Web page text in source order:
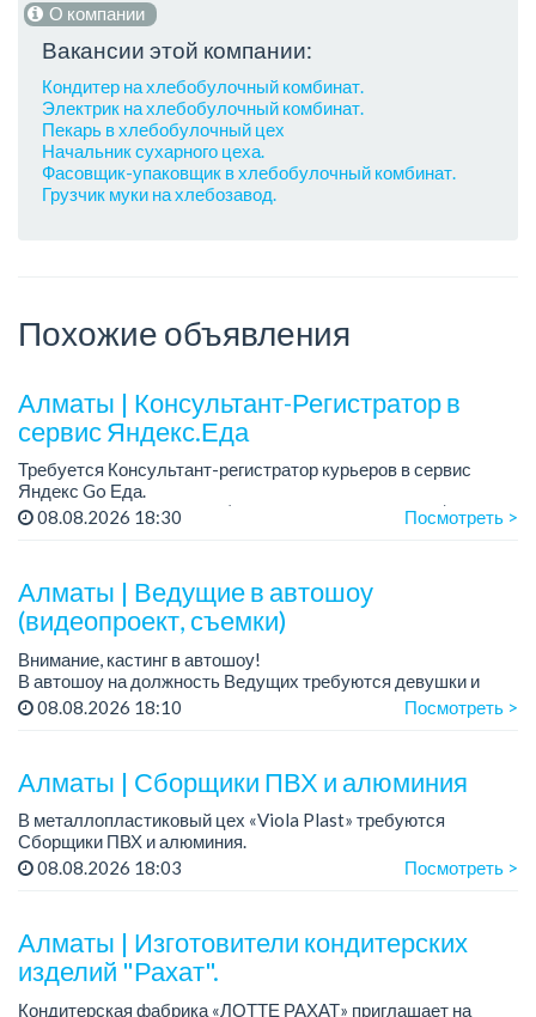
О компании
Вакансии этой компании:
Кондитер на хлебобулочный комбинат.
Электрик на хлебобулочный комбинат.
Пекарь в хлебобулочный цех
Начальник сухарного цеха.
Фасовщик-упаковщик в хлебобулочный комбинат.
Грузчик муки на хлебозавод.
Похожие объявления
Алматы | Консультант-Регистратор в
сервис Яндекс.Еда
Требуется Консультант-регистратор курьеров в сервис
Яндекс Go Еда.
Условия: работа в офисе (Абылай хана - Макатаева).
08.08.2026 18:30 Посмотреть >
Алматы | Ведущие в автошоу
(видеопроект, съемки)
Внимание, кастинг в автошоу!
В автошоу на должность Ведущих требуются девушки и
парни. А также авто эксперты и авто перекупы.
08.08.2026 18:10 Посмотреть >
Алматы | Сборщики ПВХ и алюминия
В металлопластиковый цех «Viola Plast» требуются
Сборщики ПВХ и алюминия.
График работы: 5/2, с 08.00 до 17.00.
08.08.2026 18:03 Посмотреть >
Алматы | Изготовители кондитерских
изделий "Рахат".
Кондитерская фабрика «ЛОТТЕ РАХАТ» приглашает на